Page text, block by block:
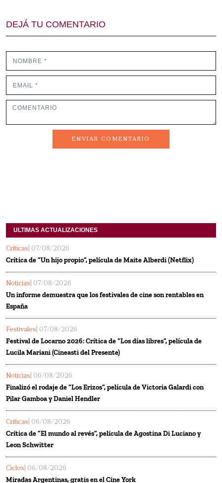
DEJÁ TU COMENTARIO
ENVIAR COMENTARIO
ULTIMAS ACTUALIZACIONES
Críticas | 07/08/2026
Crítica de “Un hijo propio”, película de Maite Alberdi (Netflix)
Noticias | 07/08/2026
Un informe demuestra que los festivales de cine son rentables en
España
Festivales | 07/08/2026
Festival de Locarno 2026: Crítica de “Los días libres”, película de
Lucila Mariani (Cineasti del Presente)
Noticias | 06/08/2026
Finalizó el rodaje de “Los Erizos”, película de Victoria Galardi con
Pilar Gamboa y Daniel Hendler
Críticas | 06/08/2026
Crítica de “El mundo al revés”, película de Agostina Di Luciano y
Leon Schwitter
Ciclos | 06/08/2026
Miradas Argentinas, gratis en el Cine York